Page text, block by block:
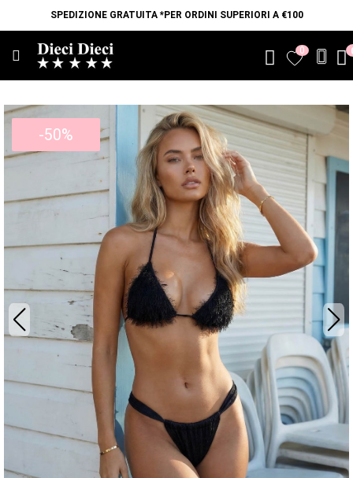
SPEDIZIONE GRATUITA *PER ORDINI SUPERIORI A €100
favorite0
-50%